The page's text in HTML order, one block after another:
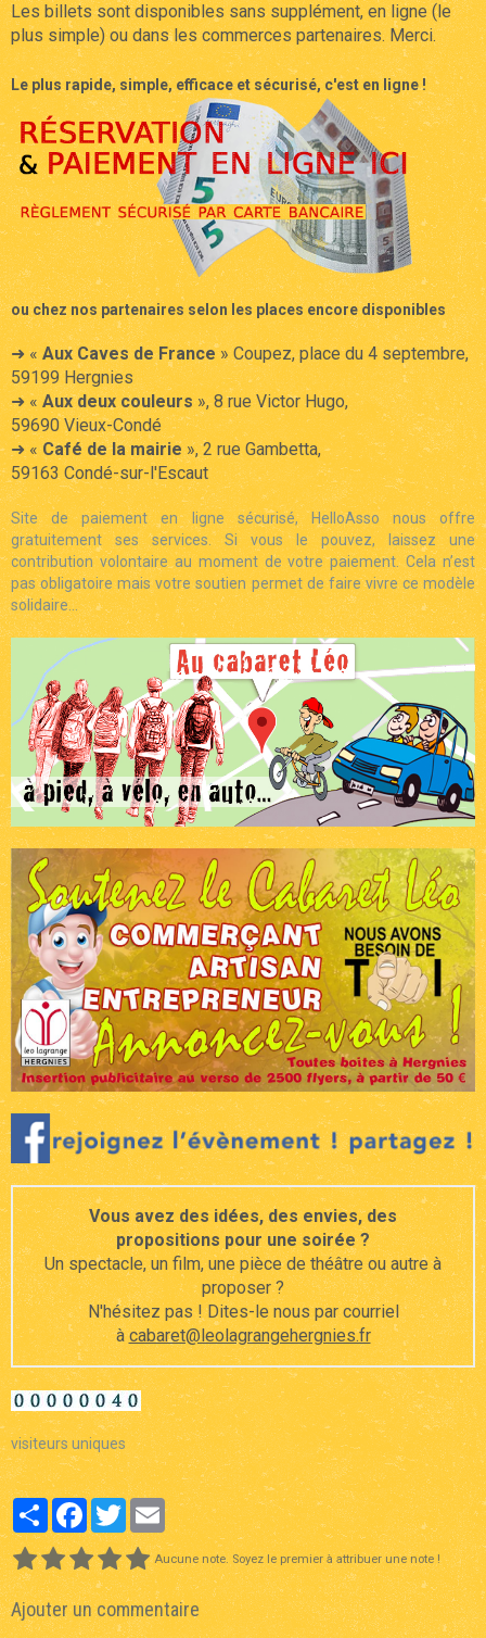
Les billets sont disponibles sans supplément, en ligne (le
plus simple) ou dans les commerces partenaires. Merci.
Le plus rapide, simple, efficace et sécurisé, c'est en ligne !
ou chez nos partenaires selon les places encore disponibles
➜ « Aux Caves de France» Coupez, place du 4 septembre,
59199 Hergnies
➜ «Aux deux couleurs», 8 rue Victor Hugo,
59690 Vieux-Condé
➜ «Café de la mairie», 2 rue Gambetta,
59163 Condé-sur-l'Escaut
Site de paiement en ligne sécurisé, HelloAsso nous offre
gratuitement ses services. Si vous le pouvez, laissez une
contribution volontaire au moment de votre paiement. Cela n’est
pas obligatoire mais votre soutien permet de faire vivre ce modèle
solidaire...
Vous avez des idées, des envies, des
propositions pour une soirée ?
Un spectacle, un film, une pièce de théâtre ou autre à
proposer ?
N'hésitez pas ! Dites-le nous par courriel
àcabaret@leolagrangehergnies.fr
visiteurs uniques
PartagerFacebook
TwitterEmail
Aucune note. Soyez le premier à attribuer une note !
Ajouter un commentaire